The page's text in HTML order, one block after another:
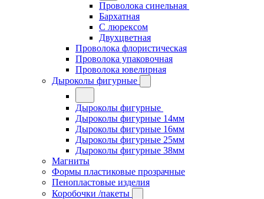
Проволока синельная
Бархатная
С люрексом
Двухцветная
Проволока флористическая
Проволока упаковочная
Проволока ювелирная
Дыроколы фигурные
Дыроколы фигурные
Дыроколы фигурные 14мм
Дыроколы фигурные 16мм
Дыроколы фигурные 25мм
Дыроколы фигурные 38мм
Магниты
Формы пластиковые прозрачные
Пенопластовые изделия
Коробочки /пакеты